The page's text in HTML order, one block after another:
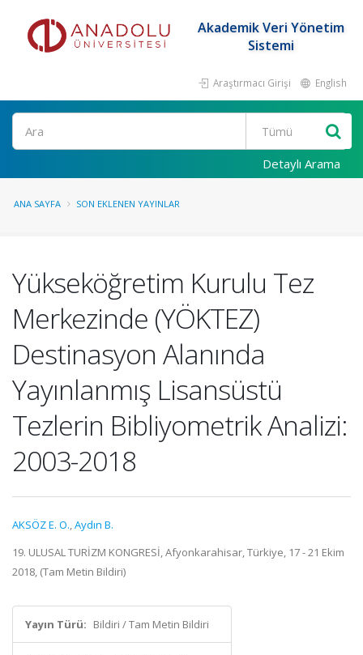
Akademik Veri Yönetim
Sistemi
Araştırmacı Girişi English
Ara
Detaylı Arama
ANA SAYFA SON EKLENEN YAYINLAR
Yükseköğretim Kurulu Tez
Merkezinde (YÖKTEZ)
Destinasyon Alanında
Yayınlanmış Lisansüstü
Tezlerin Bibliyometrik Analizi:
2003-2018
AKSÖZ E. O.,Aydın B.
19. ULUSAL TURİZM KONGRESİ, Afyonkarahisar, Türkiye, 17 - 21 Ekim
2018, (Tam Metin Bildiri)
Yayın Türü: Bildiri / Tam Metin Bildiri